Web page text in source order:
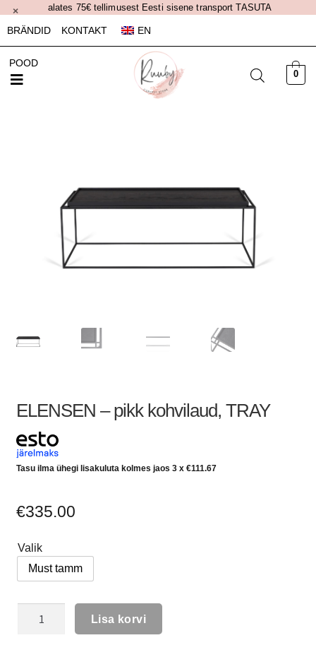
alates 75€ tellimusest Eesti sisene transport TASUTA
×
BRÄNDID
KONTAKT EN
POOD
0
ELENSEN – pikk kohvilaud, TRAY
Tasu ilma ühegi lisakuluta kolmes jaos 3 x €111.67
€335.00
Valik
Must tamm
Lisa korvi